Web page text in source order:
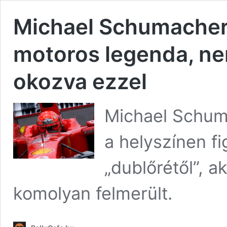
Michael
motoros legenda,
okozva ezzel
Michael
a helyszínen
„dublőrétől”,
komolyan felmerült.